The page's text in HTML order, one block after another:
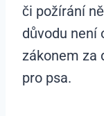
či požírání
důvodu není
zákonem za
pro psa.